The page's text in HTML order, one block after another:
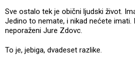
Sve ostalo tek je obični ljudski život.
Jedino to nemate, i nikad nećete imati.
neporaženi Jure Zdovc.
To je, jebiga, dvadeset razlike.